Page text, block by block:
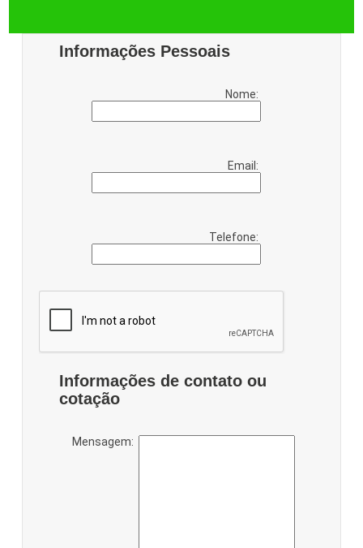
Informações Pessoais
Nome:
Email:
Telefone:
Informações de contato ou
cotação
Mensagem: